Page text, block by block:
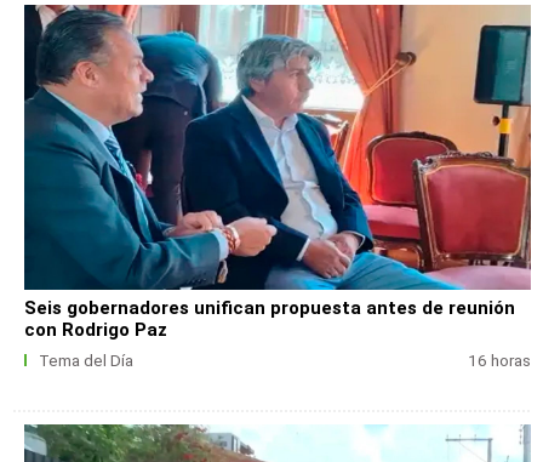
Seis gobernadores unifican propuesta antes de reunión
con Rodrigo Paz
Tema del Día 16 horas